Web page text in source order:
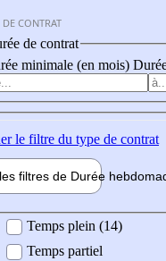
DE CONTRAT
de contrat
minimale (en mois)
le filtre du type de contrat
filtres de Durée hebdo
hebdomadaire
Temps plein (14)
Temps partiel